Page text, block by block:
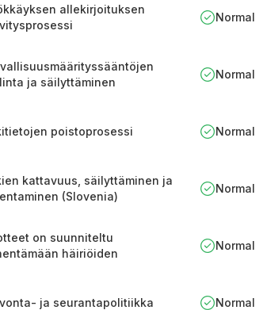
allekirjoituksen
Normal
ja säilyttäminen
Normal
poistoprosessi Normal
kattavuus, säilyttäminen ja
(Slovenia)
Normal
on suunniteltu
häiriöiden
Normal
ja seurantapolitiikka Normal